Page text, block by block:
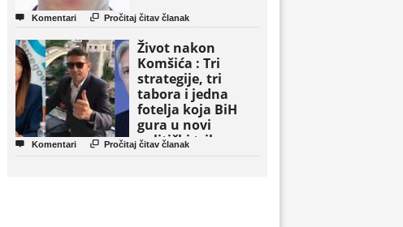
 Komentari  Pročitaj čitav članak
Život nakon
Komšića : Tri
strategije, tri
tabora i jedna
fotelja koja BiH
gura u novi
politički triler
 Komentari  Pročitaj čitav članak